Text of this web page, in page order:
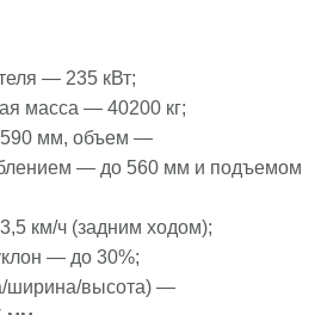
— 235 кВт;
масса — 40200 кг;
мм, объем —
— до 560 мм и подъемом
км/ч (задним ходом);
— до 30%;
ширина/высота) —